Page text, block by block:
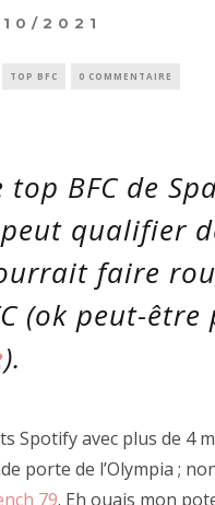
2021
TOP BFC 0 COMMENTAIRE
BFC de
qualifier
faire
(ok peut-être
).
Spotify avec plus de 4
porte de l’Olympia ;
79. Eh ouais mon